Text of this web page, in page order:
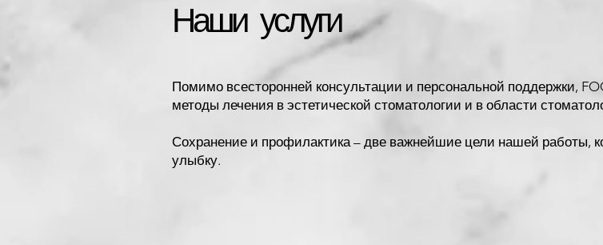
Наши услуги
Помимо всесторонней консультации и персональной поддержки,
методы лечения в эстетической стоматологии и в области
Сохранение и профилактика – две важнейшие цели нашей работы,
улыбку.